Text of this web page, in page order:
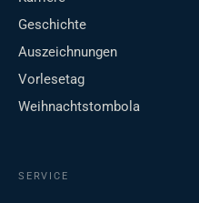
Geschichte
Auszeichnungen
Vorlesetag
Weihnachtstombola
SERVICE